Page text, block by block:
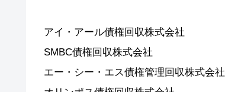
アイ・アール債権回収株式会社
SMBC債権回収株式会社
エー・シー・エス債権管理回収株式会社